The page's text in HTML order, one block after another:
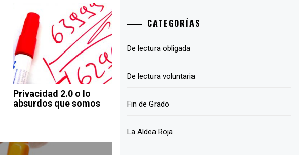
Privacidad 2.0 o lo
absurdos que somos
CATEGORÍAS
De lectura obligada
De lectura voluntaria
Fin de Grado
La Aldea Roja